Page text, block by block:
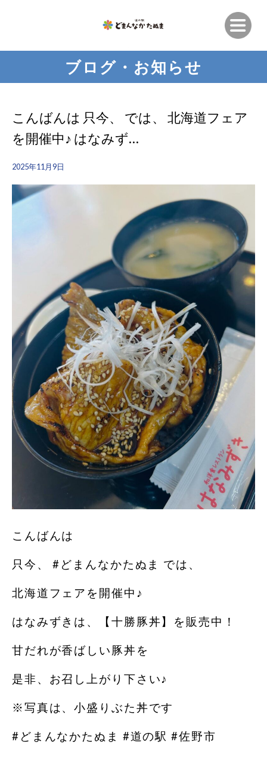
ブログ・お知らせ
こんばんは 只今、 では、 北海道フェア
を開催中♪ はなみず…
2025年11月9日
こんばんは
只今、 #どまんなかたぬま では、
北海道フェアを開催中♪
はなみずきは、【十勝豚丼】を販売中！
甘だれが香ばしい豚丼を
是非、お召し上がり下さい♪
※写真は、小盛りぶた丼です
#どまんなかたぬま #道の駅 #佐野市